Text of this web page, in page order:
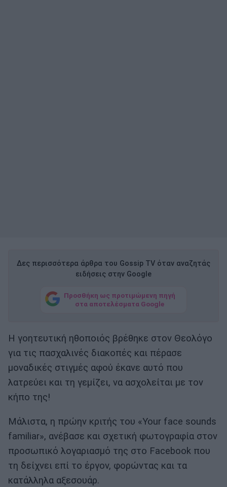
Δες περισσότερα άρθρα του Gossip TV όταν αναζητάς
ειδήσεις στην Google
Προσθήκη ως προτιμώμενη πηγή
στα αποτελέσματα Google
Η γοητευτική ηθοποιός βρέθηκε στον Θεολόγο
για τις πασχαλινές διακοπές και πέρασε
μοναδικές στιγμές αφού έκανε αυτό που
λατρεύει και τη γεμίζει, να ασχολείται με τον
κήπο της!
Μάλιστα, η πρώην κριτής του «Your face sounds
familiar», ανέβασε και σχετική φωτογραφία στον
προσωπικό λογαριασμό της στο Facebook που
τη δείχνει επί το έργον, φορώντας και τα
κατάλληλα αξεσουάρ.